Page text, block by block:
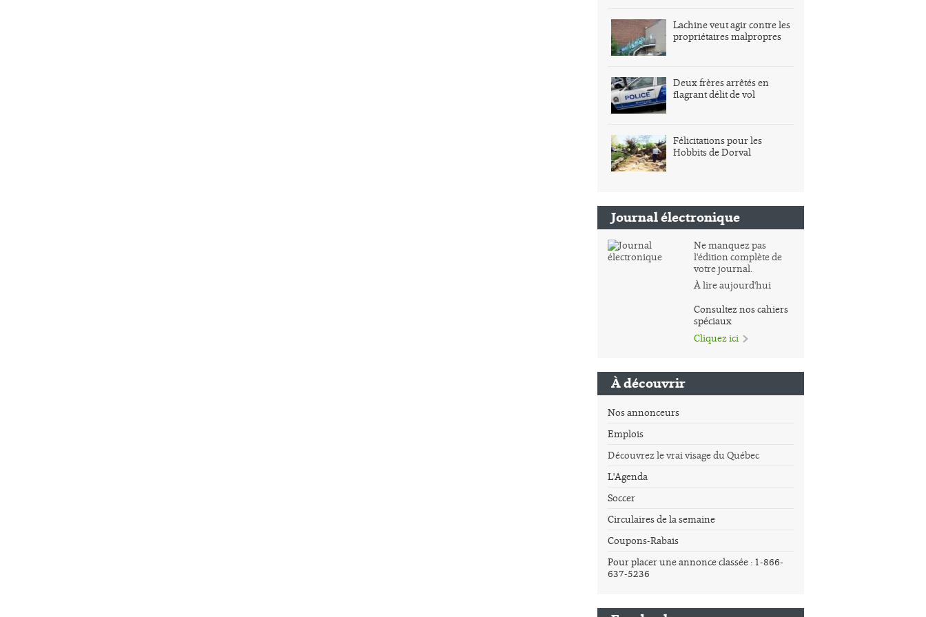
Lachine veut agir contre les
propriétaires malpropres
Deux frères arrêtés en
flagrant délit de vol
Félicitations pour les
Hobbits de Dorval
Journal électronique
Ne manquez pas
l'édition complète de
votre journal.
À lire aujourd'hui
Consultez nos cahiers
spéciaux
Cliquez ici
À découvrir
Nos annonceurs
Emplois
Découvrez le vrai visage du Québec
L'Agenda
Soccer
Circulaires de la semaine
Coupons-Rabais
Pour placer une annonce classée : 1-866-
637-5236